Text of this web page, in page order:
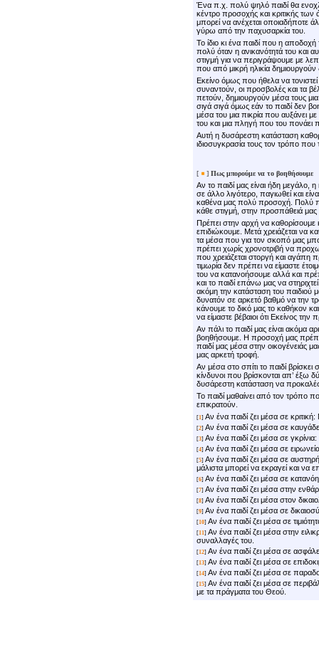
Ένα π.χ. πολύ ψηλό παιδί θα
κέντρο προσοχής και κριτικής
μπορεί να ανέχεται οποιαδήποτε
γύρω από την παχυσαρκία του.
Το ίδιο κι ένα παιδί που η
πολύ όταν η ανικανότητά του και
στιγμή για να περιγράψουμε με
που από μικρή ηλικία δημιουργούν
Εκείνο όμως που ήθελα να τονιστεί
συναντούν, οι προσβολές και τα
πετούν, δημιουργούν μέσα τους
σιγά σιγά όμως εάν το παιδί δεν
μέσα του μια πικρία που αυξάνει
του και μια πληγή που του
Αυτή η δυσάρεστη κατάσταση
ιδιοσυγκρασία τους τον τρόπο που
[ ] Πως μπορούμε να το βοηθήσουμε
Αν το παιδί μας είναι ήδη μεγάλο,
σε άλλο λιγότερο, παγιωθεί και
καθένα μας πολύ προσοχή. Πολύ
κάθε στιγμή, στην προσπάθειά μας
Πρέπει στην αρχή να
επιδιώκουμε. Μετά χρειάζεται να
τα μέσα που για τον σκοπό μας
πρέπει χωρίς χρονοτριβή να
που χρειάζεται στοργή και αγάπη
τιμωρία δεν πρέπει να είμαστε
του να κατανοήσουμε αλλά και
και το παιδί επάνω μας να
ακόμη την κατάσταση του παιδιού
δυνατόν σε αρκετό βαθμό να την
κάνουμε το δικό μας το καθήκον
να είμαστε βέβαιοι ότι Εκείνος
Αν πάλι το παιδί μας είναι ακόμα
βοηθήσουμε. Η προσοχή μας
παιδί μας μέσα στην οικογένειάς
μας αρκετή τροφή.
Αν μέσα στο σπίτι το παιδί
κίνδυνοι που βρίσκονται απ’ έξω
δυσάρεστη κατάσταση να
Το παιδί μαθαίνει από τον τρόπο
επικρατούν.
[1] Αν ένα παιδί ζει μέσα σε κριτική:
[2] Αν ένα παιδί ζει μέσα σε
[3] Αν ένα παιδί ζει μέσα σε γκρίνια:
[4] Αν ένα παιδί ζει μέσα σε
[5] Αν ένα παιδί ζει μέσα σε
μάλιστα μπορεί να εκραγεί και να
[6] Αν ένα παιδί ζει μέσα σε
[7] Αν ένα παιδί ζει μέσα στην
[8] Αν ένα παιδί ζει μέσα στον
[9] Αν ένα παιδί ζει μέσα σε
[10] Αν ένα παιδί ζει μέσα σε
[11] Αν ένα παιδί ζει μέσα στην
συναλλαγές του.
[12] Αν ένα παιδί ζει μέσα σε
[13] Αν ένα παιδί ζει μέσα σε
[14] Αν ένα παιδί ζει μέσα σε
[15] Αν ένα παιδί ζει μέσα σε
με τα πράγματα του Θεού.